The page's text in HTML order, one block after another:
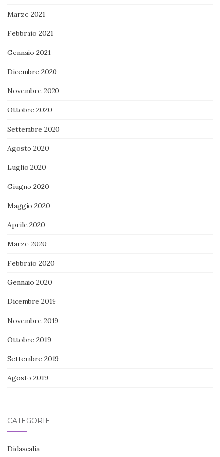
Marzo 2021
Febbraio 2021
Gennaio 2021
Dicembre 2020
Novembre 2020
Ottobre 2020
Settembre 2020
Agosto 2020
Luglio 2020
Giugno 2020
Maggio 2020
Aprile 2020
Marzo 2020
Febbraio 2020
Gennaio 2020
Dicembre 2019
Novembre 2019
Ottobre 2019
Settembre 2019
Agosto 2019
CATEGORIE
Didascalia